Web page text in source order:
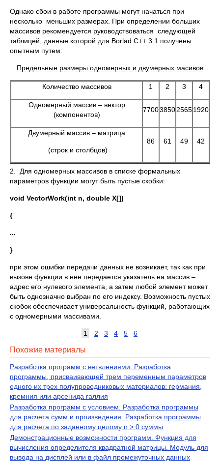
Однако сбои в работе программы могут начаться при
несколько меньших размерах. При определении больших
массивов рекомендуется руководствоваться следующей
таблицей, данные которой для Borlad C++ 3.1 получены
опытным путем:
Предельные размеры одномерных и двумерных масивов
Количество массивов 1 2 3 4
Одномерный массив – вектор
(компонентов)
7700385025651920
Двумерный массив – матрица
(строк и столбцов)
86 61 49 42
2. Для одномерных массивов в списке формальных
параметров функции могут быть пустые скобки:
void VectorWork(int n, double X[])
{
...
}
при этом ошибки передачи данных не возникает, так как при
вызове функции в нее передается указатель на массив –
адрес его нулевого элемента, а затем любой элемент может
быть однозначно выбран по его индексу. Возможность пустых
скобок обеспечивает универсальность функций, работающих
с одномерными массивами.
1 2 3 4 5 6
Похожие материалы
Разработка программ с ветвлениями. Разработка
программы, присваивающей трем переменным параметров
одного их трех полупроводниковых материалов: германия,
кремния или арсенида галлия
Разработка программ с условием. Разработка программы
для расчета сумм и произведения. Разработка программы
для расчета по заданному целому n > 0 суммы
Демонстрационные возможности программ. Функция для
вычисления определителя квадратной матрицы. Модуль для
вывода на дисплей или в файл промежуточных данных